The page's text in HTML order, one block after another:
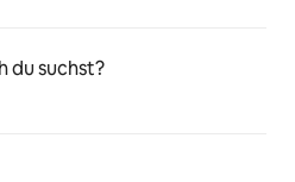
du suchst?